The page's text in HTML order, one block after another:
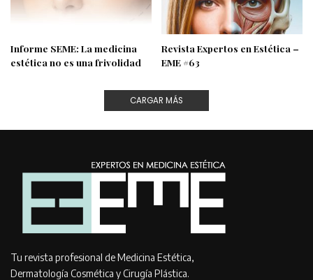
Informe SEME: La medicina
estética no es una frivolidad
Revista Expertos en Estética –
EME #63
CARGAR MÁS
Tu revista profesional de Medicina Estética,
Dermatología Cosmética y Cirugía Plástica.